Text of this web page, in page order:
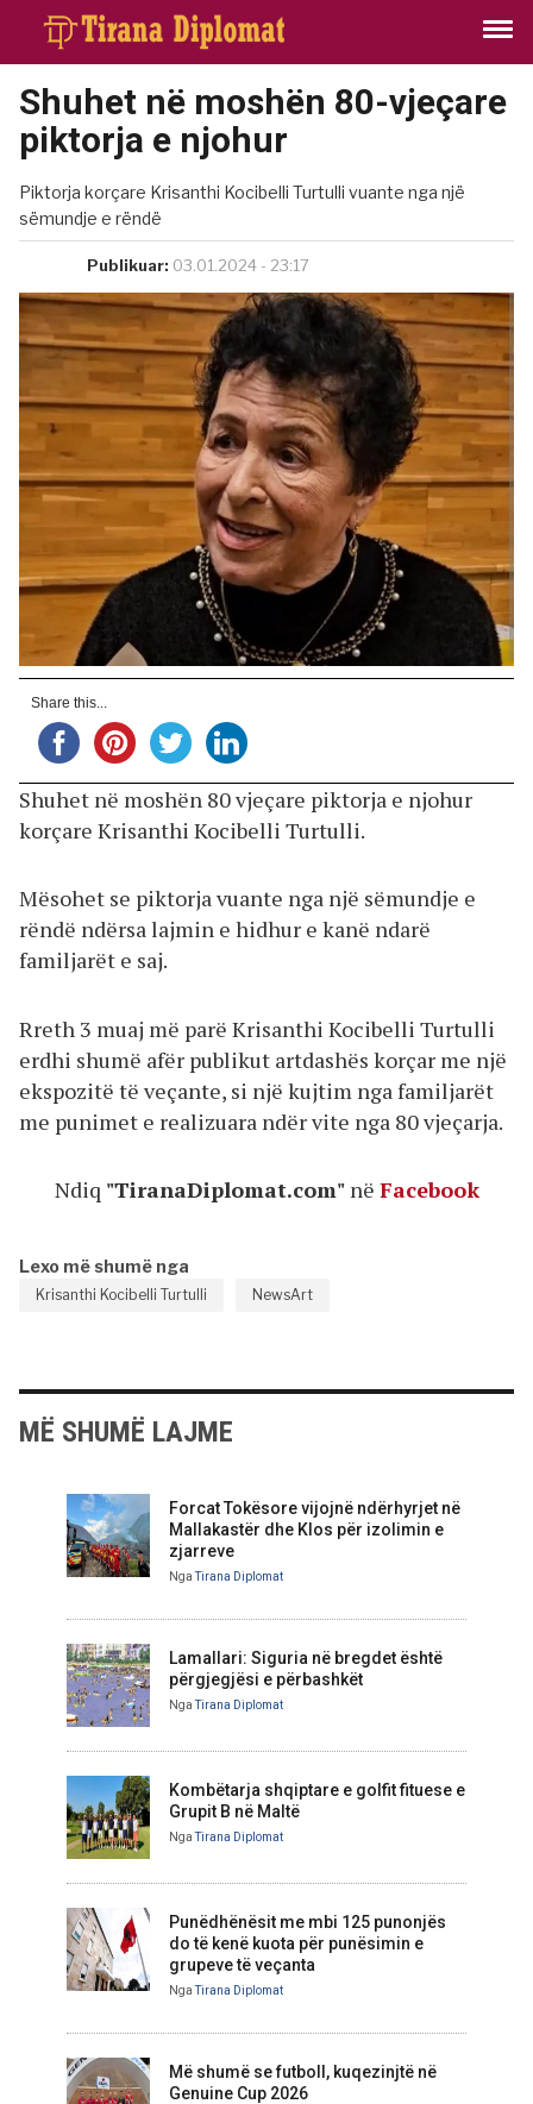
Shuhet në moshën 80-vjeçare
piktorja e njohur
Piktorja korçare Krisanthi Kocibelli Turtulli vuante nga një
sëmundje e rëndë
Publikuar: 03.01.2024 - 23:17
Share this...
Shuhet në moshën 80 vjeçare piktorja e njohur
korçare Krisanthi Kocibelli Turtulli.
Mësohet se piktorja vuante nga një sëmundje e
rëndë ndërsa lajmin e hidhur e kanë ndarë
familjarët e saj.
Rreth 3 muaj më parë Krisanthi Kocibelli Turtulli
erdhi shumë afër publikut artdashës korçar me një
ekspozitë të veçante, si një kujtim nga familjarët
me punimet e realizuara ndër vite nga 80 vjeçarja.
Ndiq "TiranaDiplomat.com" në Facebook
Lexo më shumë nga
Krisanthi Kocibelli Turtulli NewsArt
MË SHUMË LAJME
Forcat Tokësore vijojnë ndërhyrjet në
Mallakastër dhe Klos për izolimin e
zjarreve
NgaTirana Diplomat
Lamallari: Siguria në bregdet është
përgjegjësi e përbashkët
NgaTirana Diplomat
Kombëtarja shqiptare e golfit fituese e
Grupit B në Maltë
NgaTirana Diplomat
Punëdhënësit me mbi 125 punonjës
do të kenë kuota për punësimin e
grupeve të veçanta
NgaTirana Diplomat
Më shumë se futboll, kuqezinjtë në
Genuine Cup 2026